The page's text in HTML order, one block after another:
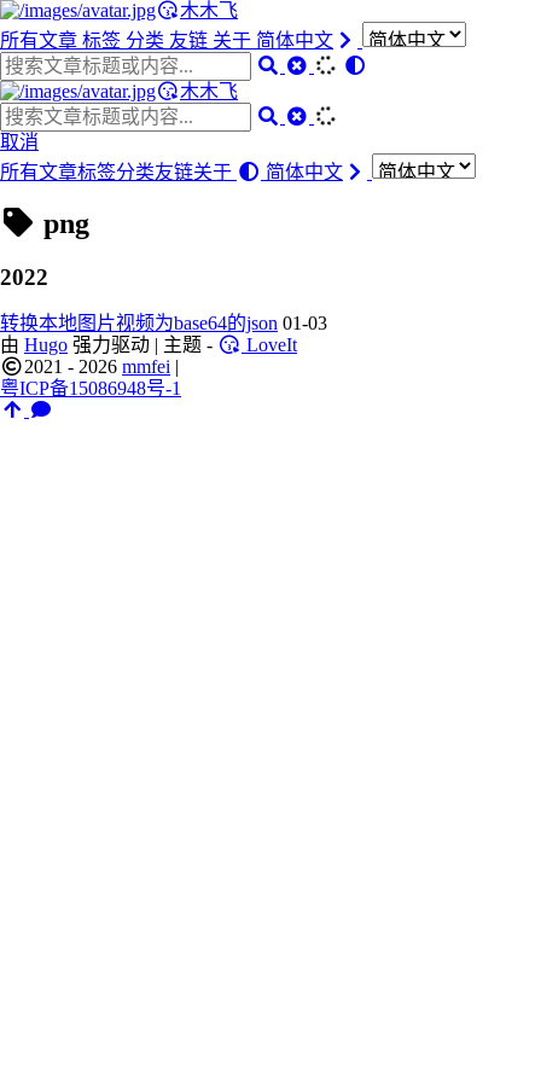
木木飞
所有文章 标签 分类 友链 关于 简体中文
木木飞
取消
所有文章标签分类友链关于 简体中文
png
2022
转换本地图片视频为base64的json 01-03
由 Hugo 强力驱动 | 主题 -
LoveIt
2021 - 2026 mmfei |
粤ICP备15086948号-1